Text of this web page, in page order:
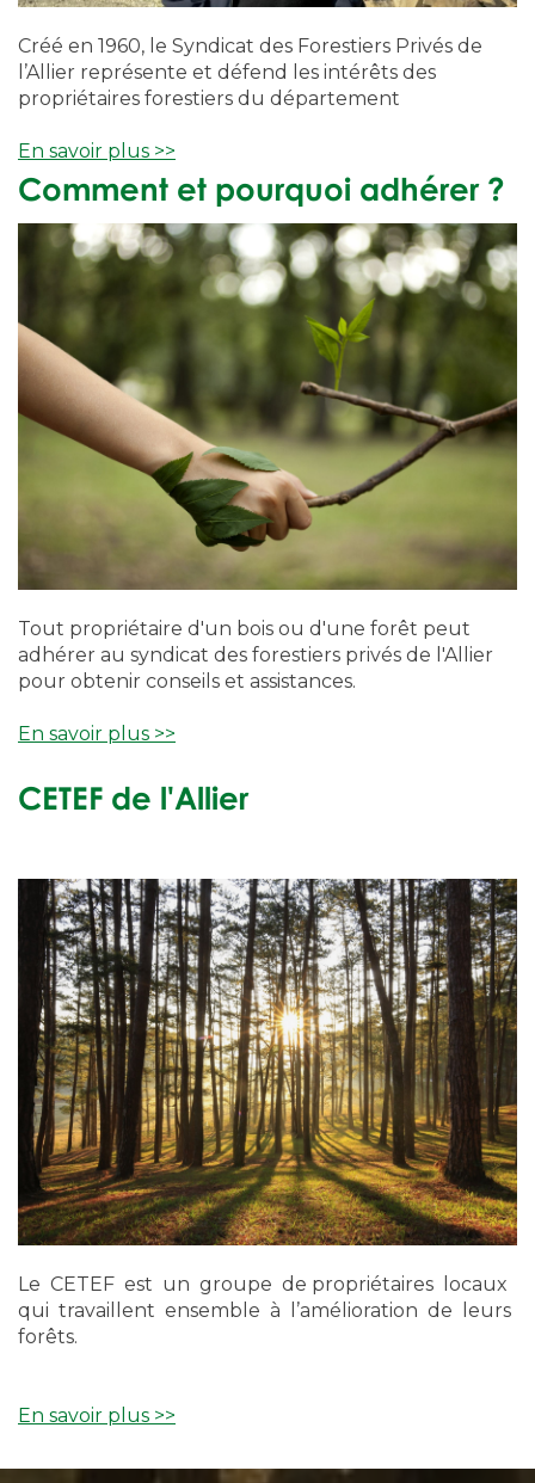
Créé en 1960, le Syndicat des Forestiers Privés de
l’Allier représente et défend les intérêts des
propriétaires forestiers du département
En savoir plus >>
Comment et pourquoi adhérer ?
Tout propriétaire d'un bois ou d'une forêt peut
adhérer au syndicat des forestiers privés de l'Allier
pour obtenir conseils et assistances.
En savoir plus >>
CETEF de l'Allier
Le CETEF est un groupe de propriétaires locaux
qui travaillent ensemble à l’amélioration de leurs
forêts.
En savoir plus >>